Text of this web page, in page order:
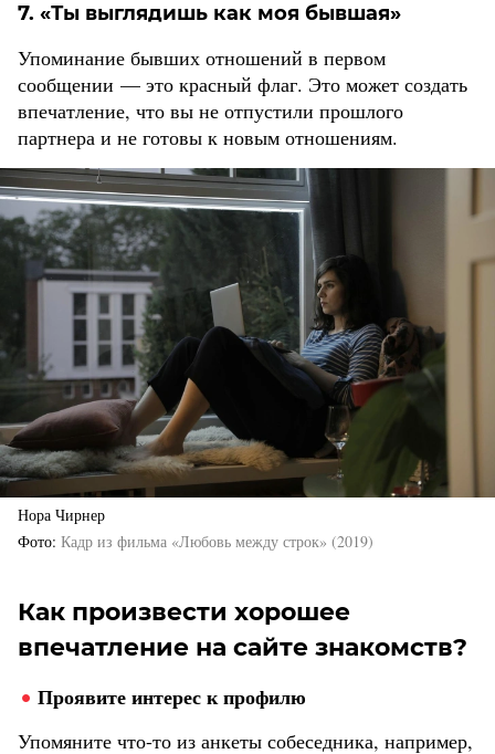
7. «Ты выглядишь как моя бывшая»
Упоминание бывших отношений в первом
сообщении — это красный флаг. Это может создать
впечатление, что вы не отпустили прошлого
партнера и не готовы к новым отношениям.
Нора Чирнер
Фото Кадр из фильма «Любовь между строк» (2019)
Как произвести хорошее
впечатление на сайте знакомств?
Проявите интерес к профилю
Упомяните что-то из анкеты собеседника, например,